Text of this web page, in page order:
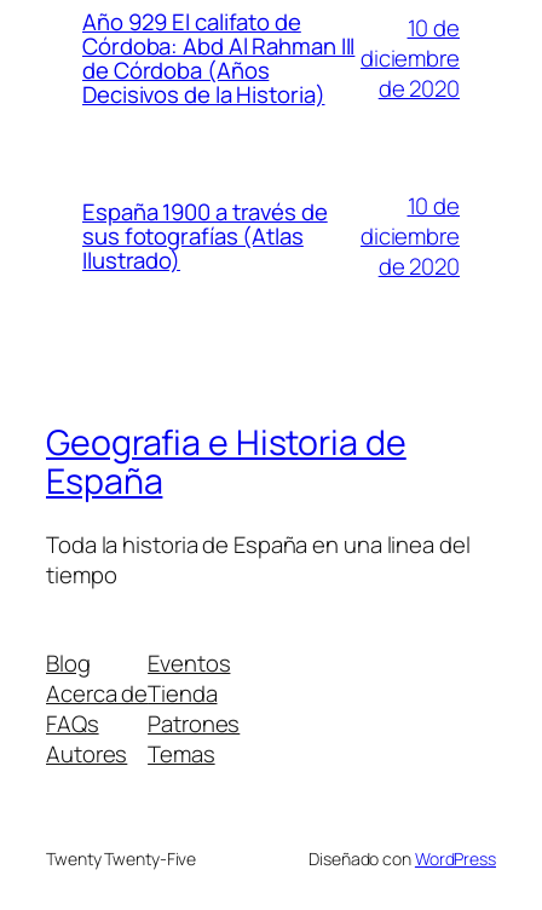
Año 929 El califato de
Córdoba: Abd Al Rahman III
de Córdoba (Años
Decisivos de la Historia)
10 de
diciembre
de 2020
España 1900 a través de
sus fotografías (Atlas
Ilustrado)
10 de
diciembre
de 2020
Geografia e Historia de
España
Toda la historia de España en una linea del
tiempo
Blog
Acerca de
FAQs
Autores
Eventos
Tienda
Patrones
Temas
Twenty Twenty-Five Diseñado conWordPress